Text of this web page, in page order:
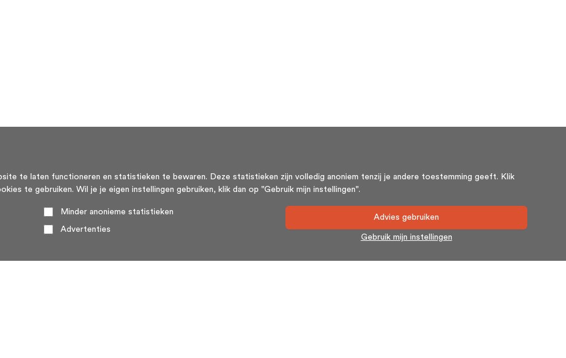
te laten functioneren en statistieken te bewaren. Deze statistieken zijn volledig anoniem tenzij je andere toestemming geeft. Klik
te gebruiken. Wil je je eigen instellingen gebruiken, klik dan op "Gebruik mijn instellingen".
Minder anonieme statistieken
Advertenties
Advies gebruiken
Gebruik mijn instellingen